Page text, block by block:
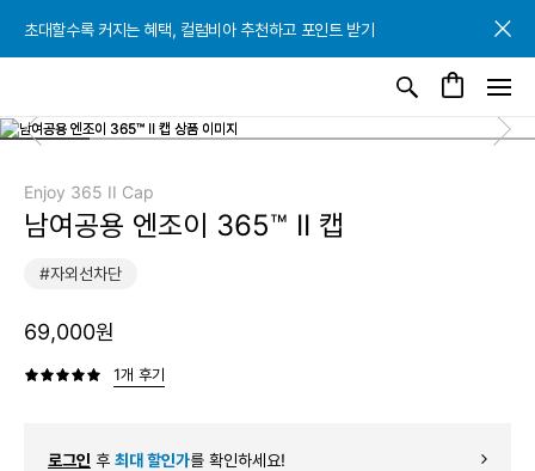
초대할수록 커지는 혜택, 컬럼비아 추천하고 포인트 받기
초대할수록 커지는 혜택, 컬럼비아 추천하고 포인트 받기
초대할수록 커지는 혜택, 컬럼비아 추천하고 포인트 받기
Enjoy 365 II Cap
남여공용 엔조이 365™ II 캡
#자외선차단
69,000원
1개 후기
로그인 후 최대 할인가를 확인하세요!